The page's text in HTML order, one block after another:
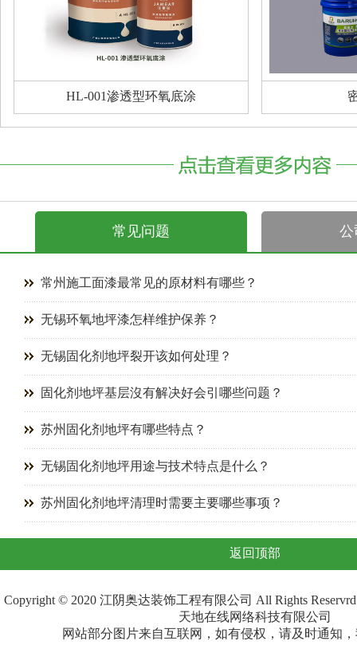
HL-001渗透型环氧底涂
常见问题 公
常州施工面漆最常见的原材料有哪些？
无锡环氧地坪漆怎样维护保养？
无锡固化剂地坪裂开该如何处理？
固化剂地坪基层沒有解决好会引哪些问题？
苏州固化剂地坪有哪些特点？
无锡固化剂地坪用途与技术特点是什么？
苏州固化剂地坪清理时需要主要哪些事项？
返回顶部
Copyright © 2020 江阴奥达装饰工程有限公司 All Rights
天地在线网络科技有限公司
网站部分图片来自互联网，如有侵权，请及时通知